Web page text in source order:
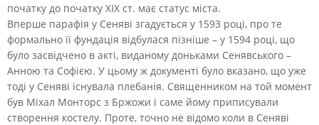
початку до початку XIX ст. має статус міста.
Вперше парафія у Сеняві згадується у 1593 році, про те
формально її фундація відбулася пізніше – у 1594 році, що
було засвідчено в акті, виданому доньками Сенявського –
Анною та Софією. У цьому ж документі було вказано, що уже
тоді у Сеняві існувала плебанія. Священником на той момент
був Міхал Монторс з Бржожи і саме йому приписували
створення костелу. Проте, точно не відомо коли в Сеняві